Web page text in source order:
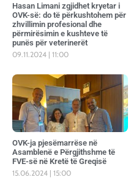
Hasan Limani zgjidhet kryetar i
OVK-së: do të përkushtohem për
zhvillimin profesional dhe
përmirësimin e kushteve të
punës për veterinerët
09.11.2024 11:00
OVK-ja pjesëmarrëse në
Asamblenë e Përgjithshme të
FVE-së në Kretë të Greqisë
15.06.2024 15:00